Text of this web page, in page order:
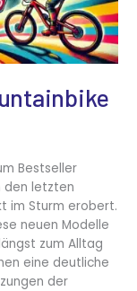
Bestseller
den letzten
im Sturm erobert.
neuen Modelle
zum Alltag
eine deutliche
der